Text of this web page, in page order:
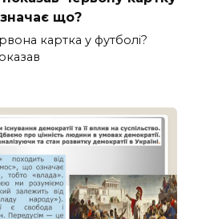
що?
картка у футболі?